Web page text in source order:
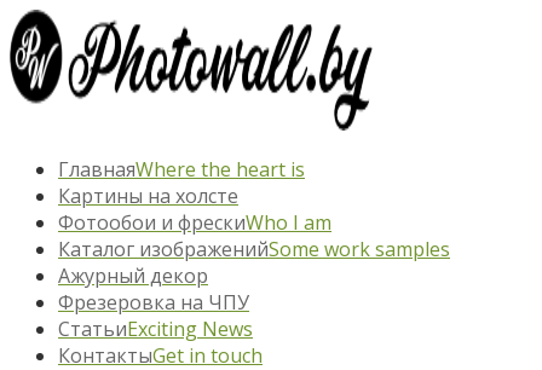
ГлавнаяWhere the heart is
Картины на холсте
Фотообои и фрескиWho I am
Каталог изображенийSome work samples
Ажурный декор
Фрезеровка на ЧПУ
СтатьиExciting News
КонтактыGet in touch